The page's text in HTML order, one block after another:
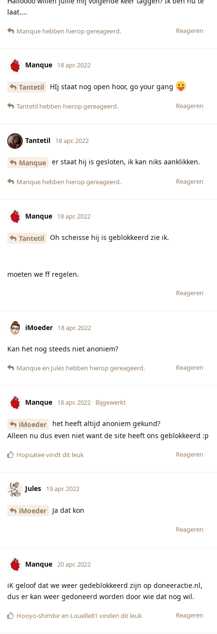
laat....
Reageren
Manque hebben hierop gereageerd.
Manque 18 apr. 2022
Tantetil HIj staat nog open hoor, go your gang
Reageren
Tantetil hebben hierop gereageerd.
Tantetil 18 apr. 2022
Manque er staat hij is gesloten, ik kan niks aanklikken.
Reageren
Manque hebben hierop gereageerd.
Manque 18 apr. 2022
Tantetil Oh scheisse hij is geblokkeerd zie ik.
moeten we ff regelen.
Reageren
iMoeder 18 apr. 2022
Kan het nog steeds niet anoniem?
Reageren
Manqueen Jules hebben hierop gereageerd.
Manque 18 apr. 2022 Bijgewerkt
iMoeder
het heeft altijd anoniem gekund?
Alleen nu dus even niet want de site heeft ons geblokkeerd :p
Reageren
Hopsateevindt dit leuk
Jules 19 apr. 2022
iMoeder Ja dat kon
Reageren
Manque 20 apr. 2022
iK geloof dat we weer gedeblokkeerd zijn op doneeractie.nl,
dus er kan weer gedoneerd worden door wie dat nog wil.
Reageren
Hooyo-shimbiren Louelle81 vinden dit leuk